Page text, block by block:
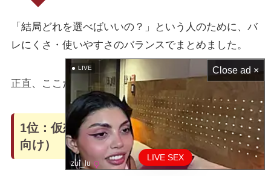
LIVE SEX
LIVE
zui_lu
Close ad ×
「結局どれを選べばいいの？」という人のために、バ
レにくさ・使いやすさのバランスでまとめました。
正直、ここだけ見れば決められるようにしています👇
1位：仮想通貨（とにかくバレたくない人
向け）